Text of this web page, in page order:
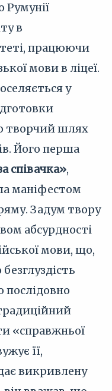
в
працюючи
мови в ліцеї.
у
творчий шлях
Його перша
співачка»,
маніфестом
Задум твору
абсурдності
мови, що,
послідовно
«справжньої
її,
викривлену